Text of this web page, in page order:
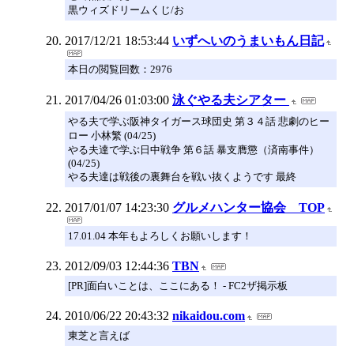
黒ウィズドリームくじ/お
2017/12/21 18:53:44 いずへいのうまいもん日記
本日の閲覧回数：2976
2017/04/26 01:03:00 泳ぐやる夫シアター
やる夫で学ぶ阪神タイガース球団史 第３４話 悲劇のヒー
ロー 小林繁 (04/25)
やる夫達で学ぶ日中戦争 第６話 暴支膺懲（済南事件）
(04/25)
やる夫達は戦後の裏舞台を戦い抜くようです 最終
2017/01/07 14:23:30 グルメハンター協会 TOP
17.01.04 本年もよろしくお願いします！
2012/09/03 12:44:36 TBN
[PR]面白いことは、ここにある！ - FC2ザ掲示板
2010/06/22 20:43:32 nikaidou.com
東芝と言えば